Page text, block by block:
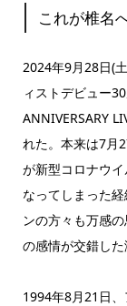
これが椎名
2024年9月28日(
ィストデビュー
ANNIVERSARY
れた。本来は7月
が新型コロナウ
なってしまった
ンの方々も万感
の感情が交錯した
1994年8月21日